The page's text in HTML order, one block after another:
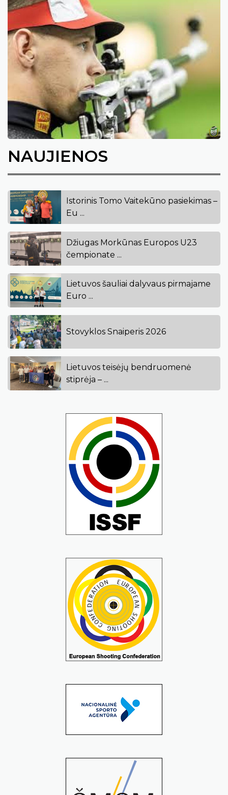
NAUJIENOS
Istorinis Tomo Vaitekūno pasiekimas –
Eu ...
Džiugas Morkūnas Europos U23
čempionate ...
Lietuvos šauliai dalyvaus pirmajame
Euro ...
Stovyklos Snaiperis 2026
Lietuvos teisėjų bendruomenė
stiprėja – ...